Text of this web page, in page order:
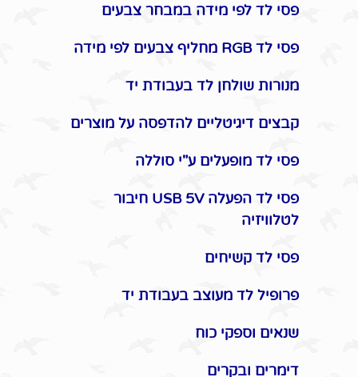
פסי לד לפי מידה במבחר צבעים
פסי לד RGB מחליף צבעים לפי מידה
מנורות שולחן לד בעבודת יד
קבצים דיגיטליים להדפסה על מוצרים
פסי לד מופעלים ע"י סוללה
פסי לד הפעלה USB 5V חיבור
לטלוויזיה
פסי לד קשיחים
פרופיל לד מעוצב בעבודת יד
שנאים וספקי כוח
דימרים ובקרים